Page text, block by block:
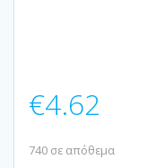
€4.62
740 σε απόθεμα